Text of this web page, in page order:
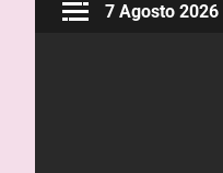
7 Agosto 2026